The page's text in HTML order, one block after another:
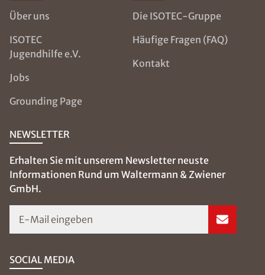
Über uns
ISOTEC
Jugendhilfe e.V.
Jobs
Grounding Page
Die ISOTEC-Gruppe
Häufige Fragen (FAQ)
Kontakt
NEWSLETTER
Erhalten Sie mit unserem Newsletter neuste
Informationen Rund um Waltermann & Zwiener
GmbH.
E-Mail eingeben
SOCIAL MEDIA